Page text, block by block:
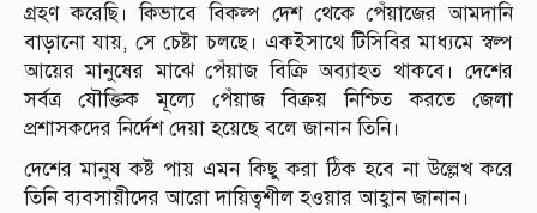
গ্রহণ করেছি। কিভাবে বিকল্প দেশ থেকে পেঁয়াজের আমদানি
বাড়ানো যায়, সে চেষ্টা চলছে। একইসাথে টিসিবির মাধ্যমে স্বল্প
আয়ের মানুষের মাঝে পেঁয়াজ বিক্রি অব্যাহত থাকবে। দেশের
সর্বত্র যৌক্তিক মূল্যে পেঁয়াজ বিক্রয় নিশ্চিত করতে জেলা
প্রশাসকদের নির্দেশ দেয়া হয়েছে বলে জানান তিনি।
দেশের মানুষ কষ্ট পায় এমন কিছু করা ঠিক হবে না উল্লেখ করে
তিনি ব্যবসায়ীদের আরো দায়িত্বশীল হওয়ার আহ্বান জানান।